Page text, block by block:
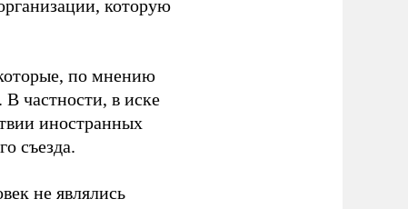
которую
по мнению
частности, в иске
иностранных
съезда.
не являлись